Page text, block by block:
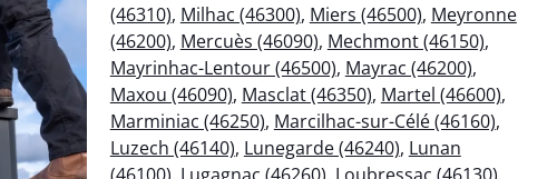
(46310), Milhac (46300), Miers (46500), Meyronne
(46200), Mercuès (46090), Mechmont (46150),
Mayrinhac-Lentour (46500), Mayrac (46200),
Maxou (46090), Masclat (46350), Martel (46600),
Marminiac (46250), Marcilhac-sur-Célé (46160),
Luzech (46140), Lunegarde (46240), Lunan